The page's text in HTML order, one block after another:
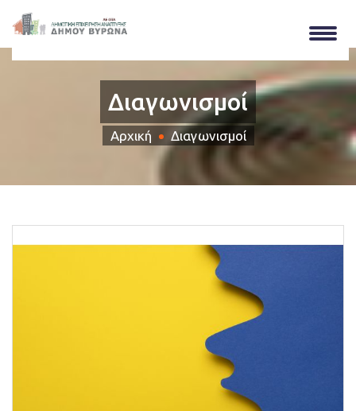
Διαγωνισμοί
Αρχική Διαγωνισμοί